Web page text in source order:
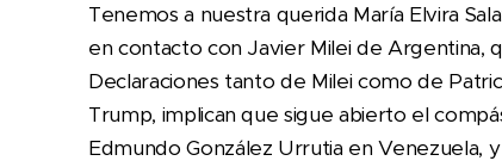
Tenemos a nuestra querida María Elvira
en contacto con Javier Milei de Argentina,
Declaraciones tanto de Milei como de
Trump, implican que sigue abierto el
Edmundo González Urrutia en Venezuela,